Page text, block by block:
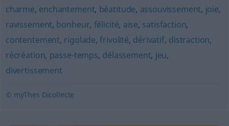
charme, enchantement, béatitude, assouvissement, joie,
ravissement, bonheur, félicité, aise, satisfaction,
contentement, rigolade,frivolité, dérivatif, distraction,
récréation, passe-temps, délassement, jeu,
divertissement
© myThes Dicollecte